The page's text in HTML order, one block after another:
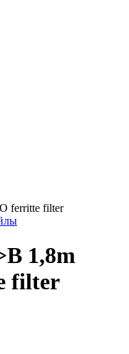
ferritte filter
1,8m
filter